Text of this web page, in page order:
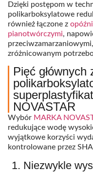
Dzięki postępom w
polikarboksylatowe
również łączone z
pianotwórczymi,
zróżnicowanym
Pięć głównych
NOVASTAR
Wybór MARKA
redukujące wodę
wyjątkowe korzyści
kontrolowane przez
1. Niezwykle